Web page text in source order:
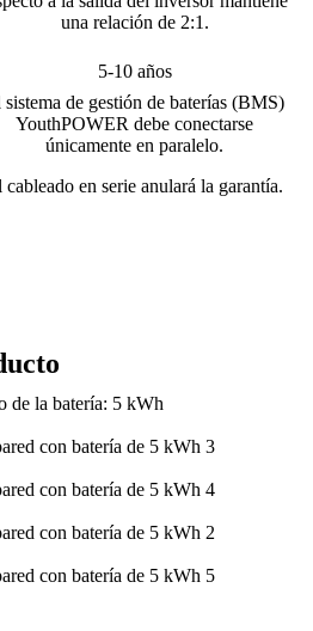
una relación de 2:1.
5-10 años
sistema de gestión de baterías (BMS)
YouthPOWER debe conectarse
únicamente en paralelo.
cableado en serie anulará la garantía.